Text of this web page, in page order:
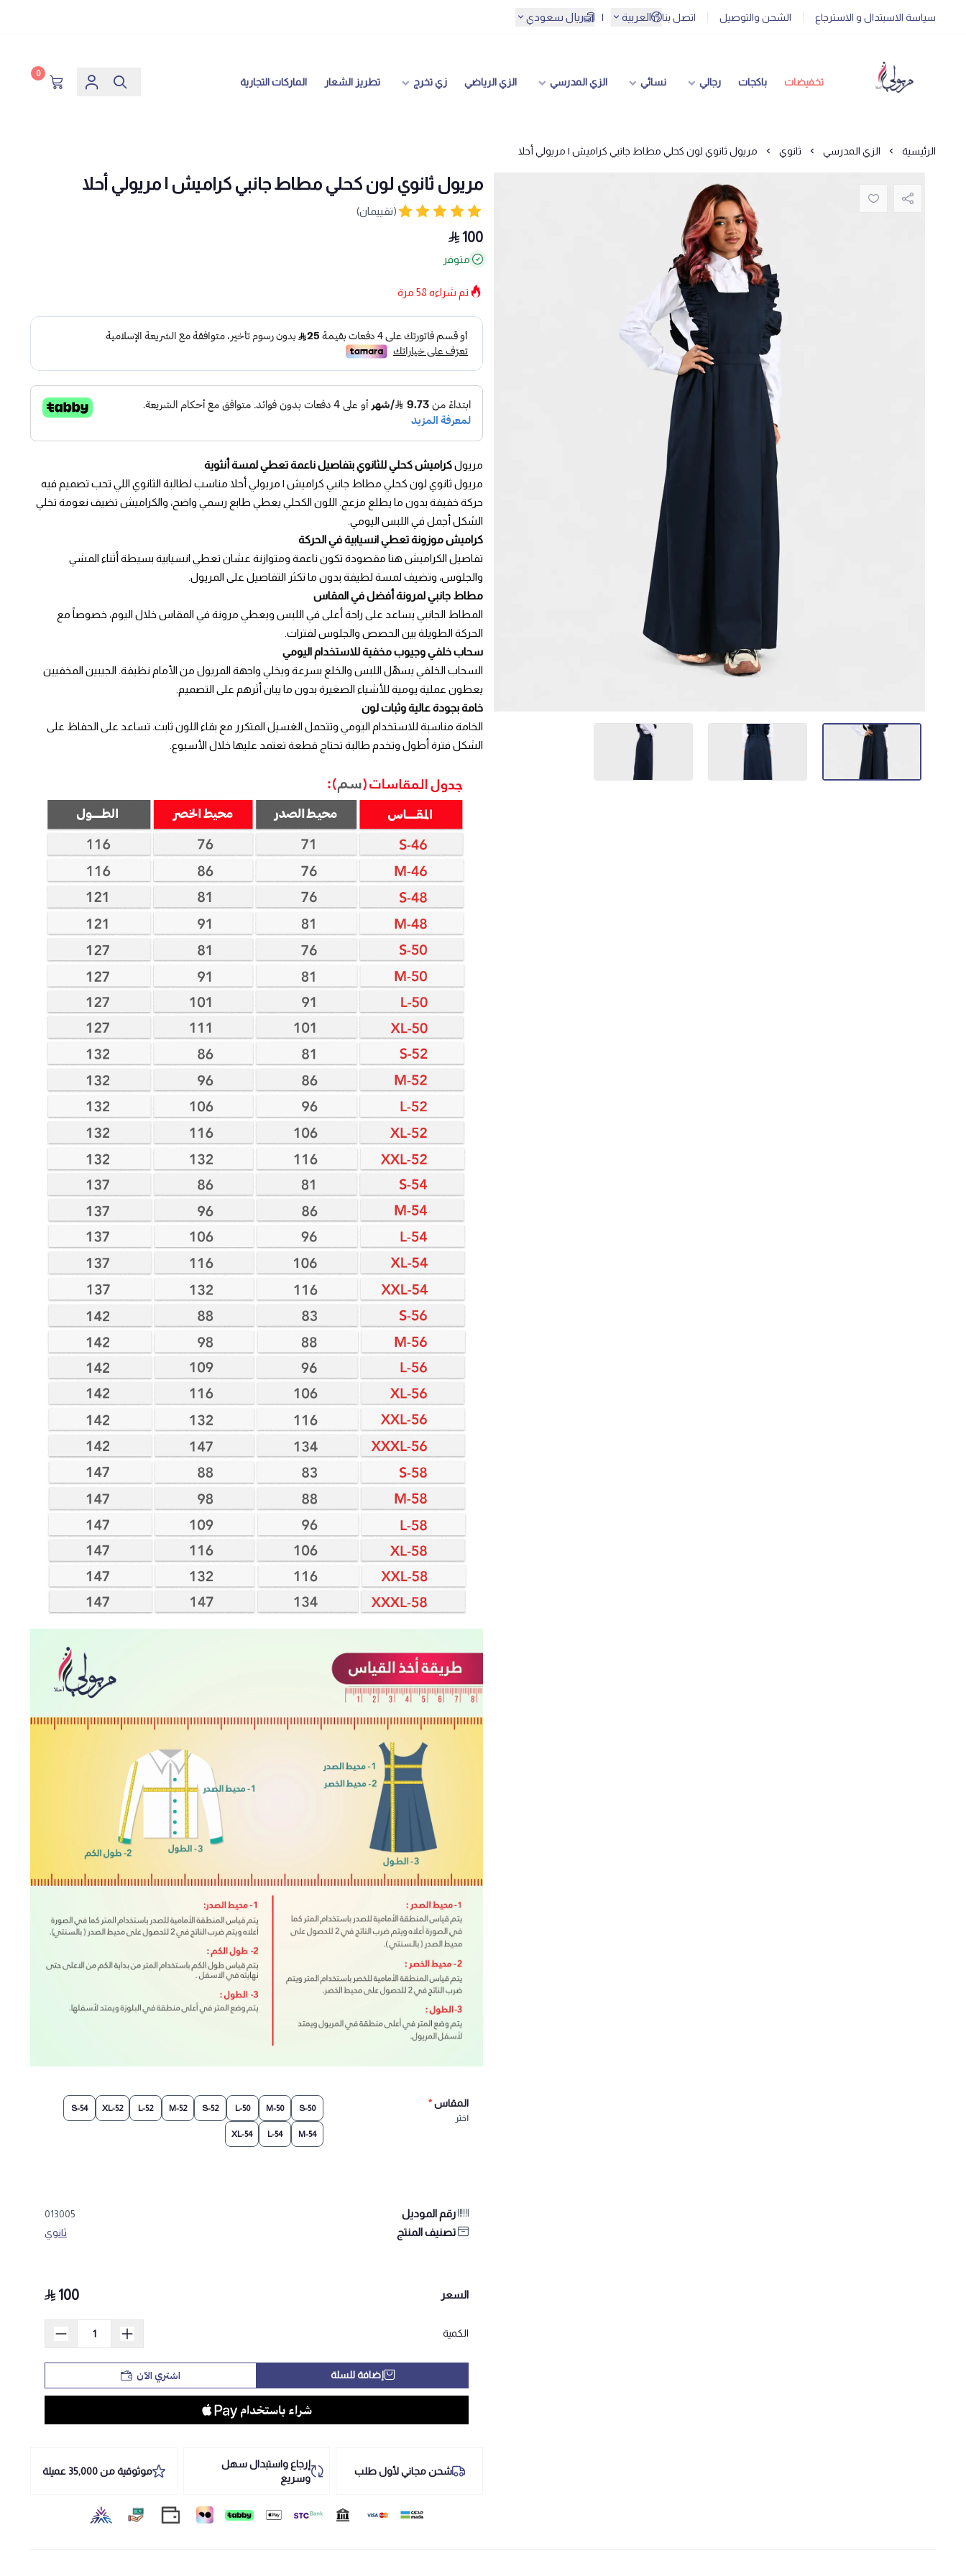
سياسة الاسبتدال و الاسترجاع الشحن والتوصيل اتصل بنا العربية | ريال سعودي
تخفيضات باكجات رجالي نسائي الزي المدرسي الزي الرياضي زي تخرج تطريز الشعار الماركات التجارية
0
الرئيسية الزي المدرسي ثانوي مريول ثانوي لون كحلي مطاط جانبي كراميش | مريولي أحلا
مريول ثانوي لون كحلي مطاط جانبي كراميش | مريولي أحلا
(تقييمان)
100
متوفر
تم شراءه 58 مرة
مريولكراميش كحلي للثانوي بتفاصيل ناعمة تعطي لمسة أنثوية
مريول ثانوي لون كحلي مطاط جانبي كراميش | مريولي أحلا مناسب لطالبة الثانوي اللي تحب تصميم فيه
حركة خفيفة بدون ما يطلع مزعج. اللون الكحلي يعطي طابع رسمي واضح، والكراميش تضيف نعومة تخلي
الشكل أجمل في اللبس اليومي.
كراميش موزونة تعطي انسيابية في الحركة
تفاصيل الكراميش هنا مقصودة تكون ناعمة ومتوازنة عشان تعطي انسيابية بسيطة أثناء المشي
والجلوس، وتضيف لمسة لطيفة بدون ما تكثر التفاصيل على المريول.
مطاط جانبي لمرونة أفضل في المقاس
المطاط الجانبي يساعد على راحة أعلى في اللبس ويعطي مرونة في المقاس خلال اليوم، خصوصاً مع
الحركة الطويلة بين الحصص والجلوس لفترات.
سحاب خلفي وجيوب مخفية للاستخدام اليومي
السحاب الخلفي يسهّل اللبس والخلع بسرعة ويخلي واجهة المريول من الأمام نظيفة. الجيبين المخفيين
يعطون عملية يومية للأشياء الصغيرة بدون ما يبان أثرهم على التصميم.
خامة بجودة عالية وثبات لون
الخامة مناسبة للاستخدام اليومي وتتحمل الغسيل المتكرر مع بقاء اللون ثابت. تساعد على الحفاظ على
الشكل فترة أطول وتخدم طالبة تحتاج قطعة تعتمد عليها خلال الأسبوع.
المقاس*
اختر
50-S
50-M
50-L
52-S
52-M
52-L
52-XL
54-S
54-M
54-L
54-XL
رقم الموديل 013005
تصنيف المنتج ثانوي
السعر 100
الكمية
إضافة للسلة اشتري الآن
شحن مجاني لأول طلب
إرجاع واستبدال سهل
وسريع
موثوقية من 35,000 عميلة